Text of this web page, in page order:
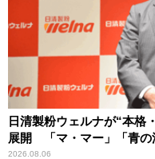
日清製粉ウェルナが“本格
展開 「マ・マー」「青の
2026.08.06